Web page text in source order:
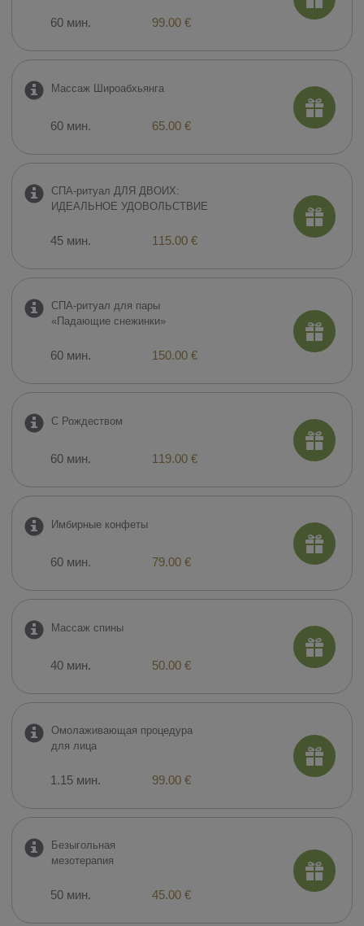
60 мин. 99.00 €
Массаж Широабхьянга
60 мин. 65.00 €
СПА-ритуал ДЛЯ ДВОИХ:
ИДЕАЛЬНОЕ УДОВОЛЬСТВИЕ
45 мин. 115.00 €
СПА-ритуал для пары
«Падающие снежинки»
60 мин. 150.00 €
С Рождеством
60 мин. 119.00 €
Имбирные конфеты
60 мин. 79.00 €
Mассаж спины
40 мин. 50.00 €
​Омолаживающая процедура
для лица
1.15 мин. 99.00 €
Безыгольная
мезотерапия
50 мин. 45.00 €